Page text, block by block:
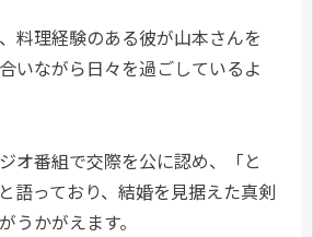
料理経験のある彼が山本さんを
いながら日々を過ごしているよ
オ番組で交際を公に認め、「と
語っており、結婚を見据えた真剣
うかがえます。